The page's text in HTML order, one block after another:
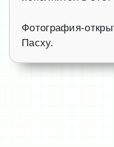
Фотография-
Пасху.